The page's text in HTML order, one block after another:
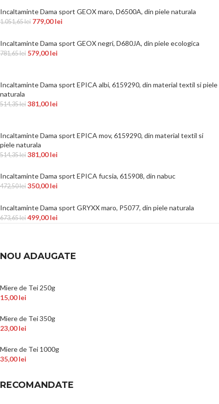
Incaltaminte Dama sport GEOX maro, D6500A, din piele naturala
1.051,65lei 779,00lei
Incaltaminte Dama sport GEOX negri, D680JA, din piele ecologica
781,65lei 579,00lei
Incaltaminte Dama sport EPICA albi, 6159290, din material textil si piele
naturala
514,35lei 381,00lei
Incaltaminte Dama sport EPICA mov, 6159290, din material textil si
piele naturala
514,35lei 381,00lei
Incaltaminte Dama sport EPICA fucsia, 615908, din nabuc
472,50lei 350,00lei
Incaltaminte Dama sport GRYXX maro, P5077, din piele naturala
673,65lei 499,00lei
NOU ADAUGATE
Miere de Tei 250g
15,00lei
Miere de Tei 350g
23,00lei
Miere de Tei 1000g
35,00lei
RECOMANDATE